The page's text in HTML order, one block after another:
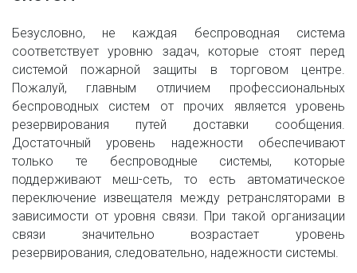
Безусловно, не каждая беспроводная система
соответствует уровню задач, которые стоят перед
системой пожарной защиты в торговом центре.
Пожалуй, главным отличием профессиональных
беспроводных систем от прочих является уровень
резервирования путей доставки сообщения.
Достаточный уровень надежности обеспечивают
только те беспроводные системы, которые
поддерживают меш-сеть, то есть автоматическое
переключение извещателя между ретрансляторами в
зависимости от уровня связи. При такой организации
связи значительно возрастает уровень
резервирования, следовательно, надежности системы.